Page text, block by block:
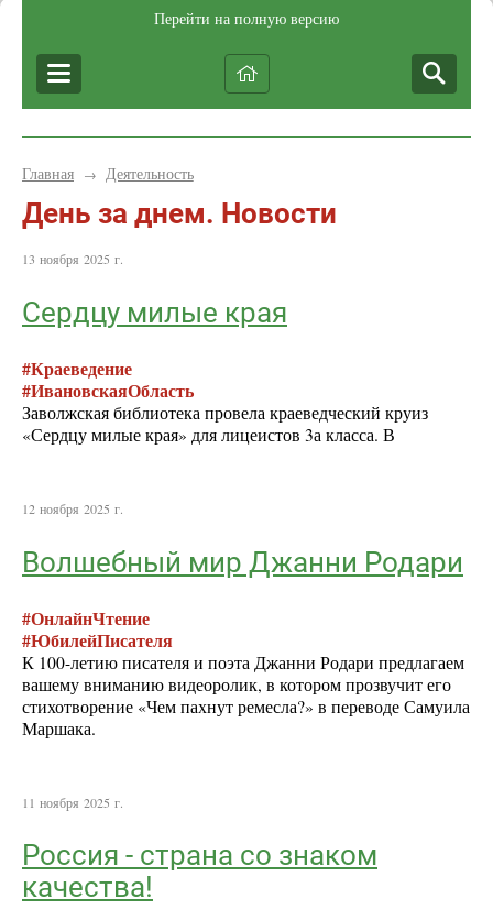
Перейти на полную версию
Главная → Деятельность
День за днем. Новости
13 ноября 2025 г.
Сердцу милые края
#Краеведение
#ИвановскаяОбласть
Заволжская библиотека провела краеведческий круиз
«Сердцу милые края» для лицеистов 3а класса. В
12 ноября 2025 г.
Волшебный мир Джанни Родари
#ОнлайнЧтение
#ЮбилейПисателя
К 100-летию писателя и поэта Джанни Родари предлагаем
вашему вниманию видеоролик, в котором прозвучит его
стихотворение «Чем пахнут ремесла?» в переводе Самуила
Маршака.
11 ноября 2025 г.
Россия - страна со знаком
качества!